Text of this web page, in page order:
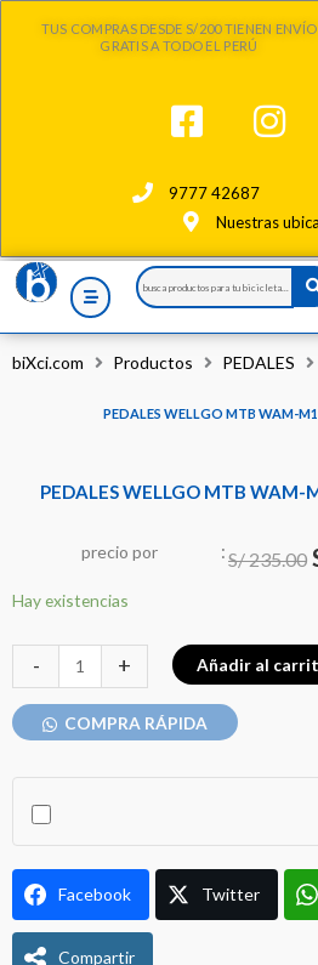
TUS COMPRAS DESDE S/200 TIENEN ENVÍO
GRATIS A TODO EL PERÚ
9777 42687
Nuestras
Search
...
biXci.com Productos PEDALES
PEDALES WELLGO MTB WAM-
PEDALES WELLGO MTB
precio por :S/235.00
Hay existencias
-
PEDALES
WAM-
M19
CR-
MO
-
TW
cantidad
+ Añadir al
COMPRA RÁPIDA
Facebook Twitter
Compartir